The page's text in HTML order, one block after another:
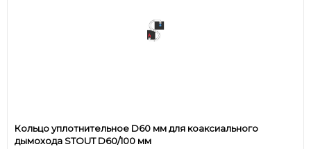
Кольцо уплотнительное D60 мм для коаксиального
дымохода STOUT D60/100 мм